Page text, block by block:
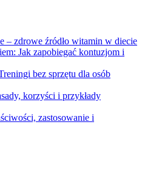
– zdrowe źródło witamin w diecie
Jak zapobiegać kontuzjom i
bez sprzętu dla osób
korzyści i przykłady
zastosowanie i